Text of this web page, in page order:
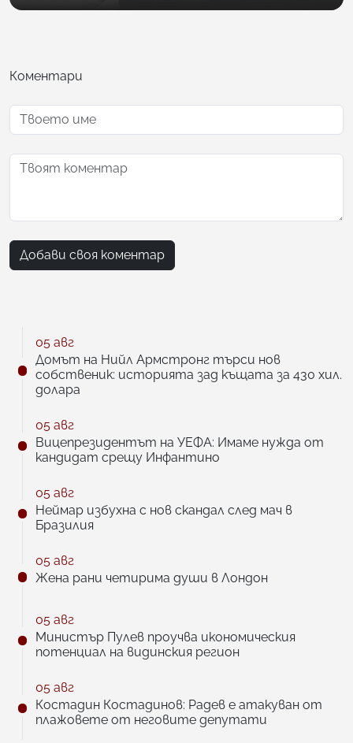
Коментари
Добави своя коментар
05 авг
Домът на Нийл Армстронг търси нов
собственик: историята зад къщата за 430 хил.
долара
05 авг
Вицепрезидентът на УЕФА: Имаме нужда от
кандидат срещу Инфантино
05 авг
Неймар избухна с нов скандал след мач в
Бразилия
05 авг
Жена рани четирима души в Лондон
05 авг
Министър Пулев проучва икономическия
потенциал на видинския регион
05 авг
Костадин Костадинов: Радев е атакуван от
плажoвете от неговите депутати